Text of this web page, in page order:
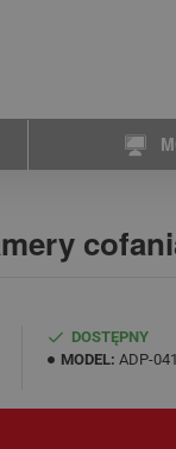
DOSTĘPNY
MODEL: ADP-041